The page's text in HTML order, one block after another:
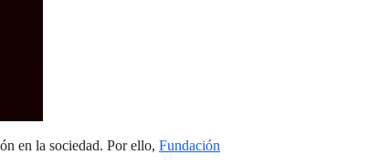
en la sociedad. Por ello, Fundación